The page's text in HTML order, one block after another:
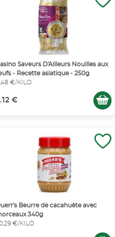
Saveurs D'Ailleurs Nouilles aux
- Recette asiatique - 250g
€/KILO
€
Beurre de cacahuète avec
340g
€/KILO